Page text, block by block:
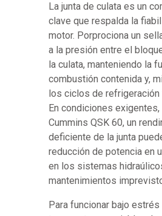
La junta de culata es un
clave que respalda la
motor. Porprociona un
a la presión entre el
la culata, manteniendo la
combustión contenida y,
los ciclos de refrigeración
En condiciones
Cummins QSK 60, un
deficiente de la junta
reducción de potencia en
en los sistemas
mantenimientos
Para funcionar bajo